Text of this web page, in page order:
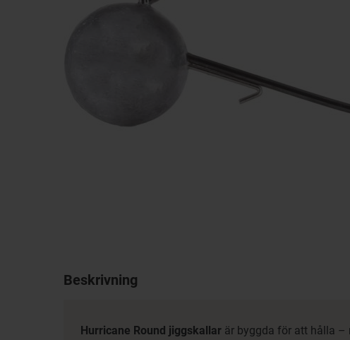
Beskrivning
Hurricane Round jiggskallar är byggda för att hålla –